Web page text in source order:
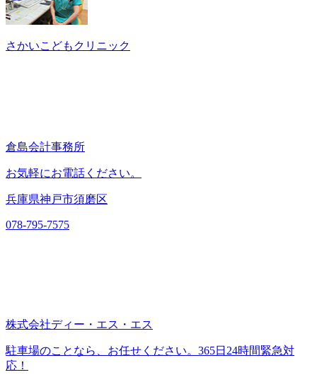
さかいこどもクリニック
倉島会計事務所
お気軽にお電話ください。
兵庫県神戸市須磨区
078-795-7575
株式会社ディー・エス・エス
駐車場のことなら、お任せください。365日24時間緊急対
応！